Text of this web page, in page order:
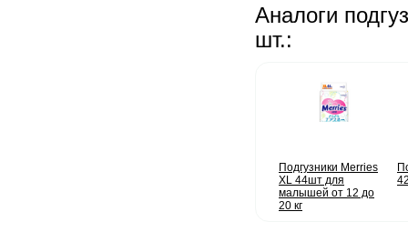
Аналоги
шт.:
Подгузники Merries
XL 44шт для
малышей от 12 до
20 кг